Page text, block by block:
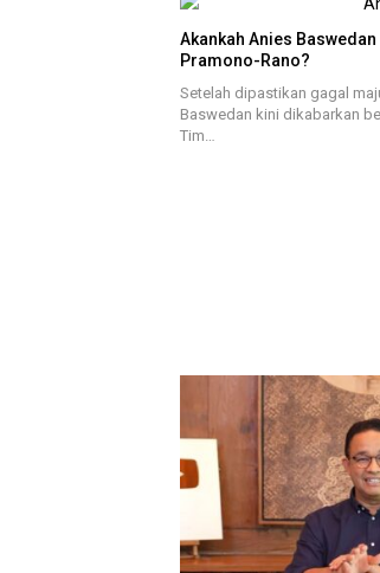
Akankah Anies
Pramono-Rano?
Setelah dipastikan gagal
Baswedan kini dikabarkan
Tim…